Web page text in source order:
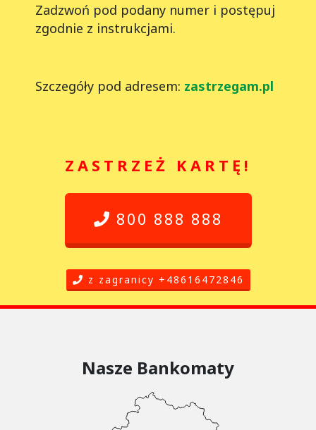
Zadzwoń pod podany numer i postępuj
zgodnie z instrukcjami.
Szczegóły pod adresem: zastrzegam.pl
ZASTRZEŻ KARTĘ!
800 888 888
z zagranicy +48616472846
Nasze Bankomaty